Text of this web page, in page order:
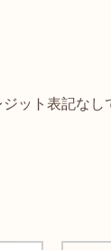
ット表記な